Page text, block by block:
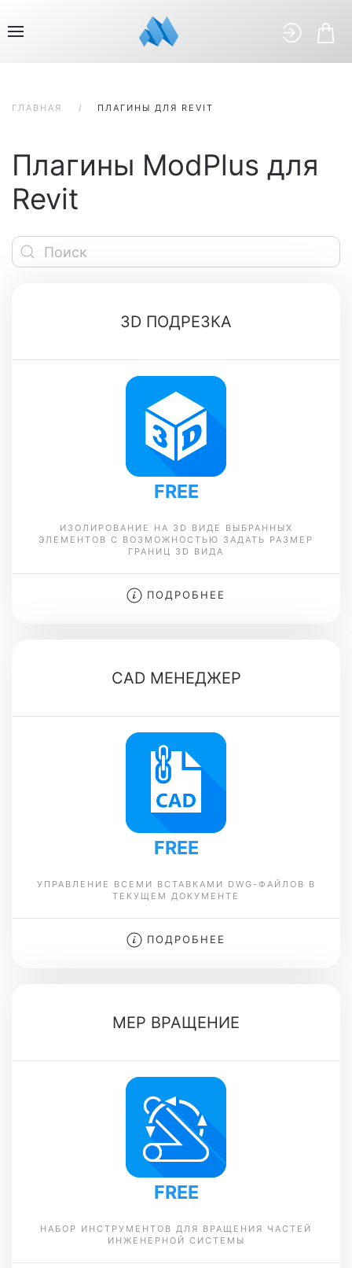
ГЛАВНАЯ ПЛАГИНЫ ДЛЯ REVIT
Плагины ModPlus для
Revit
3D ПОДРЕЗКА
FREE
ИЗОЛИРОВАНИЕ НА 3D ВИДЕ ВЫБРАННЫХ
ЭЛЕМЕНТОВ С ВОЗМОЖНОСТЬЮ ЗАДАТЬ РАЗМЕР
ГРАНИЦ 3D ВИДА
ПОДРОБНЕЕ
CAD МЕНЕДЖЕР
FREE
УПРАВЛЕНИЕ ВСЕМИ ВСТАВКАМИ DWG-ФАЙЛОВ В
ТЕКУЩЕМ ДОКУМЕНТЕ
ПОДРОБНЕЕ
MEP ВРАЩЕНИЕ
FREE
НАБОР ИНСТРУМЕНТОВ ДЛЯ ВРАЩЕНИЯ ЧАСТЕЙ
ИНЖЕНЕРНОЙ СИСТЕМЫ